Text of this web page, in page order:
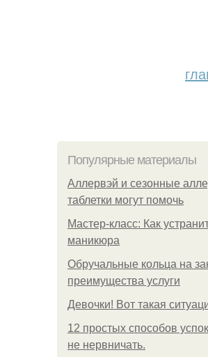
Популярные материалы
Аллервэй и сезонные
таблетки могут помочь
Мастер-класс: Как
маникюра
Обручальные кольца на
преимущества услуги
Девочки! Вот такая
12 простых способов
не нервничать.